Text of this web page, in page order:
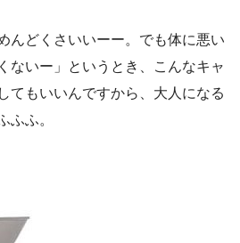
んどくさいいーー。でも体に悪い
ないー」というとき、こんなキャ
てもいいんですから、大人になる
ふふ。